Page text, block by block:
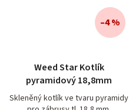
Weed Star Kotlík
pyramidový 18,8mm
Skleněný kotlík ve tvaru pyramidy
–4 %